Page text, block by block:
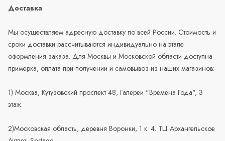
Доставка
Мы осуществляем адресную доставку по всей России. Стоимость и
сроки доставки рассчитываются индивидуально на этапе
оформления заказа. Для Москвы и Московской области доступна
примерка, оплата при получении и самовывоз из наших магазинов:
1) Москва, Кутузовский проспект 48, Галереи "Времена Года", 3
этаж.
2)Московская область, деревня Воронки, 1 к. 4. ТЦ Архангельское